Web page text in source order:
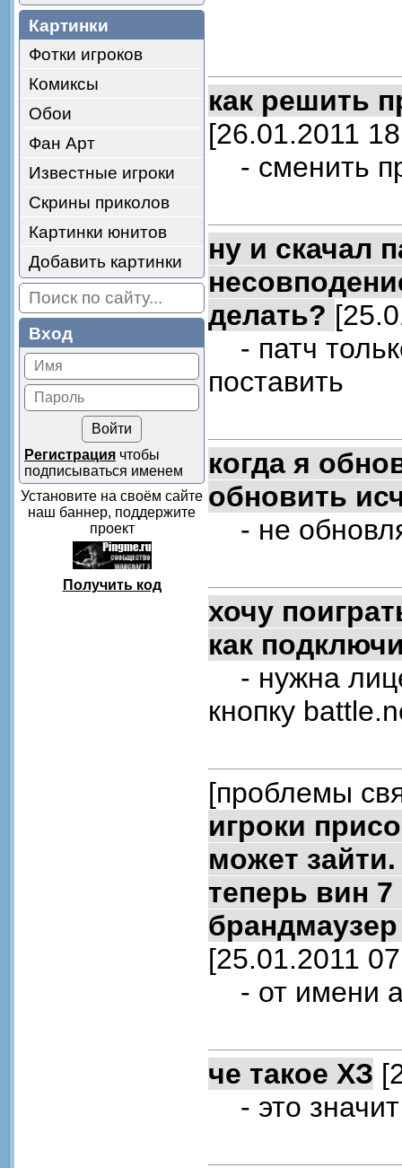
Картинки
Фотки игроков
Комиксы
Обои
Фан Арт
Известные игроки
Скрины приколов
Картинки юнитов
Добавить картинки
Вход
Регистрация чтобы
подписываться именем
Установите на своём сайте
наш баннер, поддержите
проект
Получить код
как решить
[26.01.2011
- сменить
ну и скачал
делать?
- патч
поставить
когда я
обновить
- не
хочу
как
- нужна
кнопку
[проблемы
игроки
может
теперь вин
[25.01.2011
- от имени
че такое ХЗ
- это